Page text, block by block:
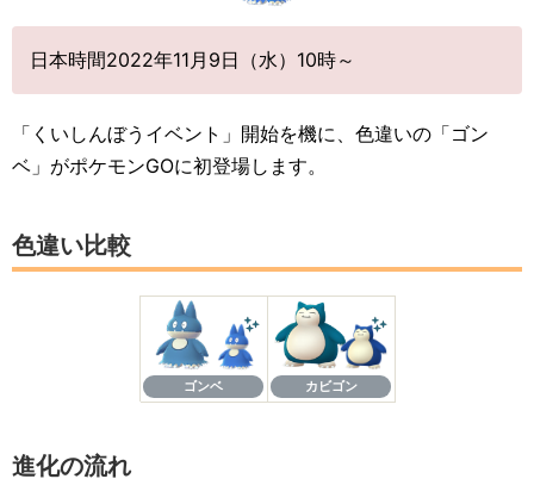
日本時間2022年11月9日（水）10時～
「くいしんぼうイベント」開始を機に、色違いの「ゴン
ベ」がポケモンGOに初登場します。
色違い比較
ゴンベ カビゴン
進化の流れ